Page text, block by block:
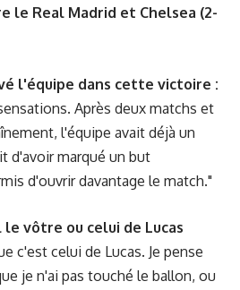
le Real Madrid et Chelsea (2-
l'équipe dans cette victoire :
Après deux matchs et
l'équipe avait déjà un
d'avoir marqué un but
d'ouvrir davantage le match."
vôtre ou celui de Lucas
c'est celui de Lucas. Je pense
je n'ai pas touché le ballon, ou